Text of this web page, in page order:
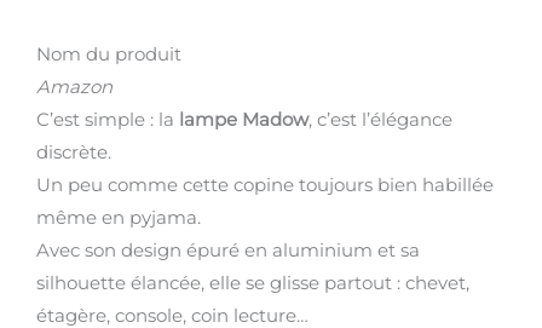
Nom du produit
Amazon
C’est simple : la lampe Madow, c’est l’élégance
discrète.
Un peu comme cette copine toujours bien habillée
même en pyjama.
Avec son design épuré en aluminium et sa
silhouette élancée, elle se glisse partout : chevet,
étagère, console, coin lecture…